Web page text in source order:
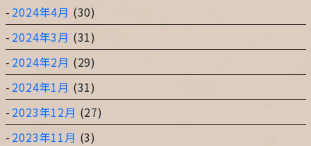
2024年4月 (30)
2024年3月 (31)
2024年2月 (29)
2024年1月 (31)
2023年12月 (27)
2023年11月 (3)